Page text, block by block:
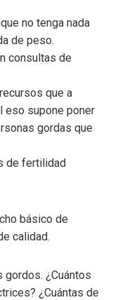
no tenga nada
de peso.
consultas de
que a
eso supone poner
gordas que
de fertilidad
básico de
calidad.
gordos. ¿Cuántos
¿Cuántas de